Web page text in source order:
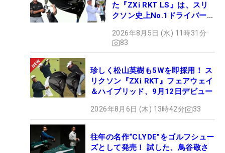
た『ZXi RKT LS』は、スリ
クソン史上No.1ドライバー!?
2026年8月5日 (水) 11時31分
83
珍しく松山英樹も5Wを即採用！ ス
リクソン『ZXi RKT』フェアウェイ
＆ハイブリッド、9月12日デビュー
2026年8月6日 (木) 13時42分 33
往年の名作“CLYDE”をゴルフシュー
ズとして発売！ 試した、鳥谷敬さ